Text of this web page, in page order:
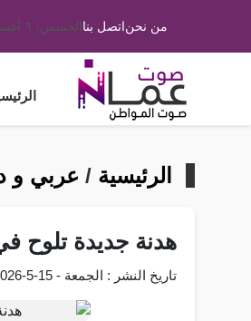
من نحناتصل بناالخميس، ٦ أغسطس ٢٠٢٦
الرئيسية / عربي و
هدنة جديدة تلوح
تاريخ النشر : الجمعة - 15-5-2026 - 10:00 PM